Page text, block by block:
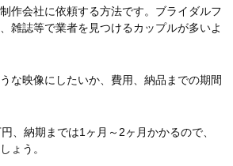
作会社に依頼する方法です。ブライダルフ
雑誌等で業者を見つけるカップルが多いよ
な映像にしたいか、費用、納品までの期間
、納期までは1ヶ月～2ヶ月かかるので、
ょう。